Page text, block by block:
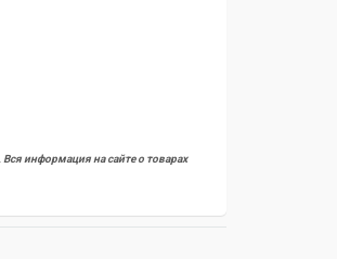
Вся информация на сайте о товарах